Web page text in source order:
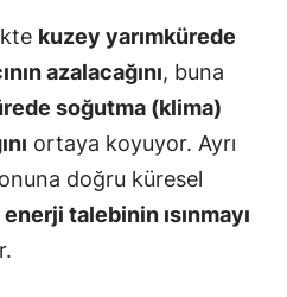
kuzey yarımkürede
azalacağını, buna
soğutma (klima)
ortaya koyuyor. Ayrı
doğru küresel
talebinin ısınmayı